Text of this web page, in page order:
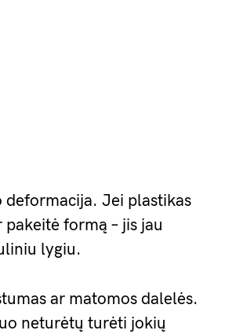
deformacija. Jei plastikas
formą – jis jau
lygiu.
ar matomos dalelės.
neturėtų turėti jokių